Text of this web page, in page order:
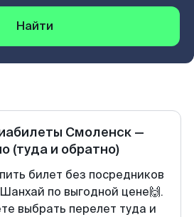
Найти
Смоленск —
(туда и обратно)
билет без посредников
по выгодной цене🙌.
выбрать перелет туда и